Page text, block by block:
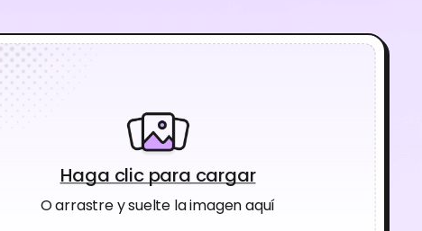
Haga clic para cargar
O arrastre y suelte la imagen aquí